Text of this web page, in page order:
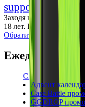
support@cs-
Заходя на этот сайт, вы
18 лет. Проблемы с
Обратится за помощью
Ежедневные
Свежие промокоды
Адвент
Case Battle
GGDROP